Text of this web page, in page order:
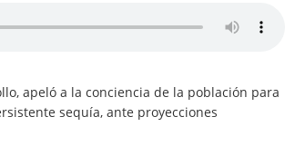
apeló a la conciencia de la población para
sequía, ante proyecciones